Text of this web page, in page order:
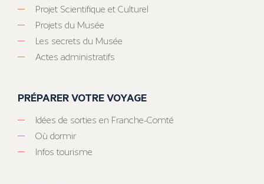
Projet Scientifique et Culturel
Projets du Musée
Les secrets du Musée
Actes administratifs
PRÉPARER VOTRE VOYAGE
Idées de sorties en Franche-Comté
Où dormir
Infos tourisme